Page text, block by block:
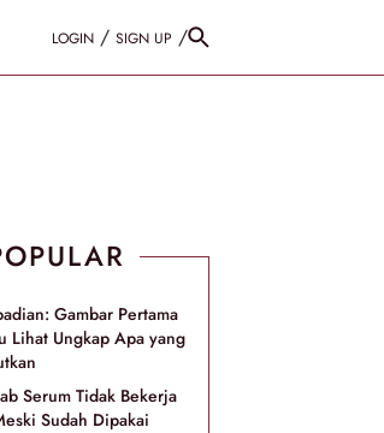
LOGIN / SIGN UP /
Gambar Pertama
Lihat Ungkap Apa yang
Serum Tidak Bekerja
Sudah Dipakai